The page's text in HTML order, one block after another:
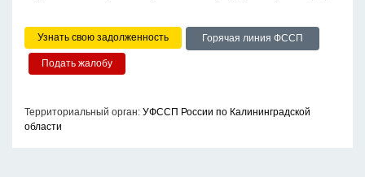
Узнать свою задолженность Горячая линия ФССП
Территориальный орган: УФССП России по Калининградской
области